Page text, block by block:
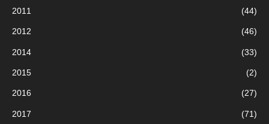
2011 (44)
2012 (46)
2014 (33)
2015 (2)
2016 (27)
2017 (71)